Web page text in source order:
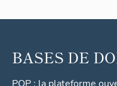
BASES DE